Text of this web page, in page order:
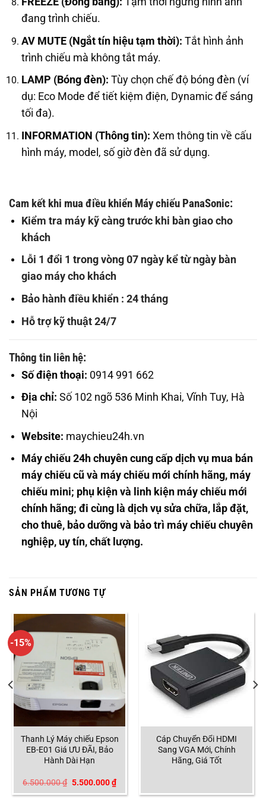
đang trình chiếu.
AV MUTE (Ngắt tín hiệu tạm thời): Tắt hình ảnh
trình chiếu mà không tắt máy.
LAMP (Bóng đèn): Tùy chọn chế độ bóng đèn (ví
dụ: Eco Mode để tiết kiệm điện, Dynamic để sáng
tối đa).
INFORMATION (Thông tin): Xem thông tin về cấu
hình máy, model, số giờ đèn đã sử dụng.
Cam kết khi mua điều khiển Máy chiếu PanaSonic:
Kiểm tra máy kỹ càng trước khi bàn giao cho
khách
Lỗi 1 đổi 1 trong vòng 07 ngày kể từ ngày bàn
giao máy cho khách
Bảo hành điều khiển : 24 tháng
Hỗ trợ kỹ thuật 24/7
Thông tin liên hệ:
Số điện thoại: 0914 991 662
Địa chỉ: Số 102 ngõ 536 Minh Khai, Vĩnh Tuy, Hà
Nội
Website: maychieu24h.vn
Máy chiếu 24h chuyên cung cấp dịch vụ mua bán
máy chiếu cũ và máy chiếu mới chính hãng, máy
chiếu mini; phụ kiện và linh kiện máy chiếu mới
chính hãng; đi cùng là dịch vụ sửa chữa, lắp đặt,
cho thuê, bảo dưỡng và bảo trì máy chiếu chuyên
nghiệp, uy tín, chất lượng.
SẢN PHẨM TƯƠNG TỰ
-15%
Thanh Lý Máy chiếu Epson
EB-E01 Giá ƯU ĐÃI, Bảo
Hành Dài Hạn
6.500.000₫ Giá
là:
5.500.000₫Giá
hiện
tại
Cáp Chuyển Đổi HDMI
Sang VGA Mới, Chính
Hãng, Giá Tốt